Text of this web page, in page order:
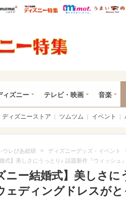
ぴあ総研ハピママ* ウレぴあ総研 デ
mimot.
ィズニー テレビ・映画 音楽
ディズニーストア ツムツム イベント
ウレぴあ総研 > ディズニーグッズ・イベント
式】美しさにうっとり♪ 話題新作『ウィッシュ
ニー結婚式】美しさ
ェディングドレスがと